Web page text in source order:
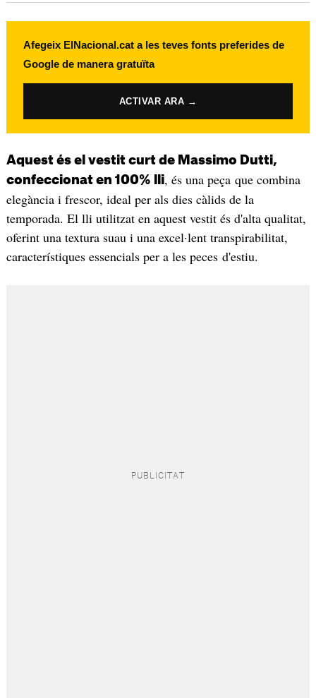
Afegeix ElNacional.cat a les teves fonts preferides de
Google de manera gratuïta
ACTIVAR ARA →
Aquest és el vestit curt de Massimo Dutti,
confeccionat en 100% lli, és una peça que combina
elegància i frescor, ideal per als dies càlids de la
temporada. El lli utilitzat en aquest vestit és d'alta qualitat,
oferint una textura suau i una excel·lent transpirabilitat,
característiques essencials per a les peces d'estiu.